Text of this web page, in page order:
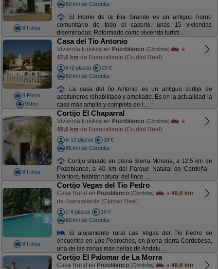
8 Fotos
50 km de Córdoba
El Horno de la Era Grande es un antiguo horno
comunitario de todo el caserío, unas 15 viviendas
diseminadas. Reformado como vivienda turísti ...
8 Fotos
Video
Casa del Tío Antonio
Vivienda turística en Pozoblanco (Córdoba)
a
47,6 km de Fuencaliente (Ciudad Real)
6+2 plazas
20 €
50 km de Córdoba
La casa del tío Antonio es un antiguo cortijo de
aceituneros rehabilitado y ampliado. Es en la actualidad la
casa más amplia y completa de l ...
8 Fotos
Cortijo El Chaparral
Vivienda turística en Pozoblanco (Córdoba)
a
48,6 km de Fuencaliente (Ciudad Real)
6-12 plazas
18 €
85 km de Córdoba
Cortijo situado en plena Sierra Morena, a 12.5 km de
Pozoblanco, a 40 km del Parque Natural de Cardeña -
Montoro, hábitat natural del lince ...
8 Fotos
Cortijo Vegas del Tío Pedro
Casa Rural en Pozoblanco (Córdoba) a 48,6 km
de Fuencaliente (Ciudad Real)
2-8 plazas
18 €
80 km de Córdoba
El alojamiento rural Las Vegas del Tío Pedro se
encuentra en Los Pedroches, en plena sierra Cordobesa,
una de las zonas más bellas de Andalu ...
Cortijo El Palomar de La Morra
Casa Rural en Pozoblanco (Córdoba) a 48,6 km